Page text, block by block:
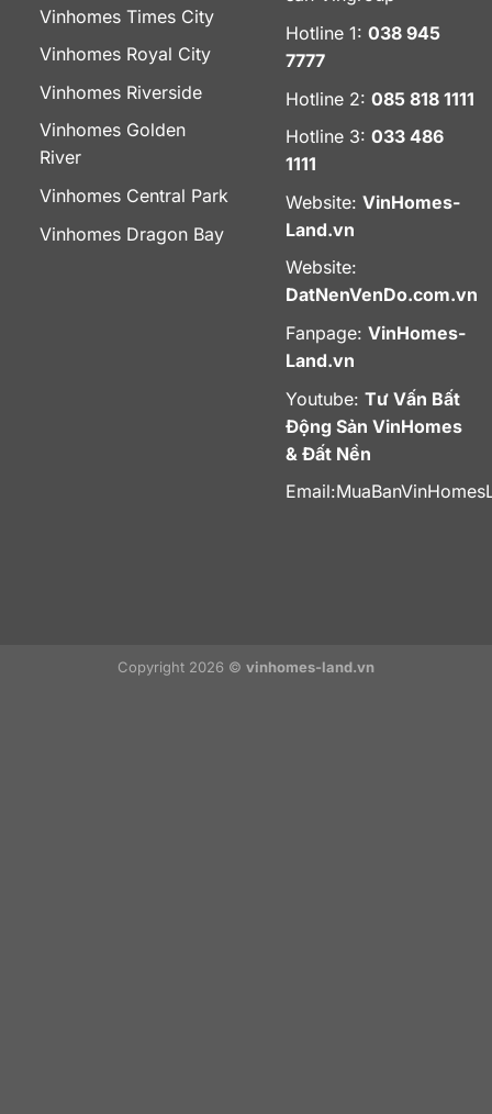
Vinhomes Times City
Vinhomes Royal City
Vinhomes Riverside
Vinhomes Golden
River
Vinhomes Central Park
Vinhomes Dragon Bay
Hotline 1: 038 945
7777
Hotline 2: 085 818 1111
Hotline 3: 033 486
1111
Website: VinHomes-
Land.vn
Website:
DatNenVenDo.com.vn
Fanpage: VinHomes-
Land.vn
Youtube: Tư Vấn Bất
Động Sản VinHomes
& Đất Nền
Email:
Copyright 2026 © vinhomes-land.vn